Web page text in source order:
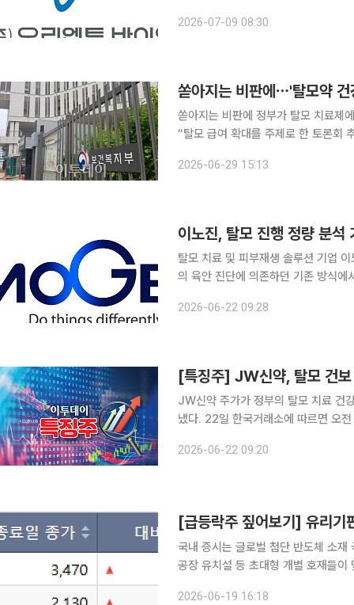
엔트바이오는 차세대 발모 신약 후보
2026-07-09 08:30
쏟아지는 비판에⋯'탈모약
쏟아지는 비판에 정부가 탈모 치료제에 대
“탈모 급여 확대를 주제로 한 토론회 추진을 중단
가 필수의료 지원보다 급하냐’는 비판
2026-06-29 15:13
이노진, 탈모 진행 정량 분
탈모 치료 및 피부재생 솔루션 기업
의 육안 진단에 의존하던 기존 방식
스템에 대한 특허 출원을 완료했다고
2026-06-22 09:28
[특징주] JW신약, 탈모 건
JW신약 주가가 정부의 탈모 치료 건
냈다. 22일 한국거래소에 따르면 오전 9시17분 JW신약은 전장보다 7.28% 오른 2505원에 거래
류된 JW신약에 매수세가 대거 몰린
2026-06-22 09:20
[급등락주 짚어보기] 유리기
국내 증시는 글로벌 첨단 반도체 소
공장 유치설 등 초대형 개별 호재들이
2026-06-19 16:18